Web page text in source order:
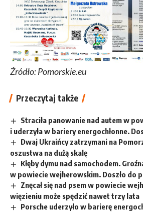
Źródło: Pomorskie.eu
Przeczytaj także
Straciła panowanie nad autem w
i uderzyła w bariery energochłonne.
Dwaj Ukraińcy zatrzymani na
oszustwa na dużą skalę
Kłęby dymu nad samochodem.
w powiecie wejherowskim. Doszło do
Znęcał się nad psem w powiecie
więzieniu może spędzić nawet trzy lata
Porsche uderzyło w barierę